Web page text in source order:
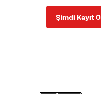
Şimdi Kayıt